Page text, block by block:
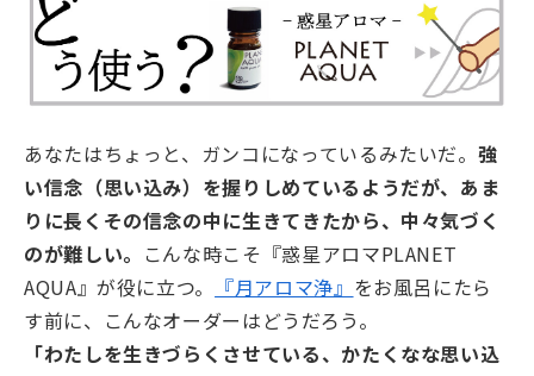
あなたはちょっと、ガンコになっているみたいだ。 強
い信念（思い込み）を握りしめているようだが、あま
りに長くその信念の中に生きてきたから、中々気づく
のが難しい。 こんな時こそ『惑星アロマPLANET
AQUA』が役に立つ。
『月アロマ浄』 をお風呂にたら
す前に、こんなオーダーはどうだろう。
「わたしを生きづらくさせている、かたくなな思い込